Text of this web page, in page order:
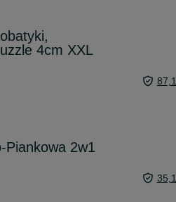
4cm XXL
Piankowa 2w1